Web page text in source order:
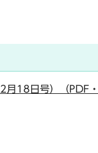
月18日号）（PDF